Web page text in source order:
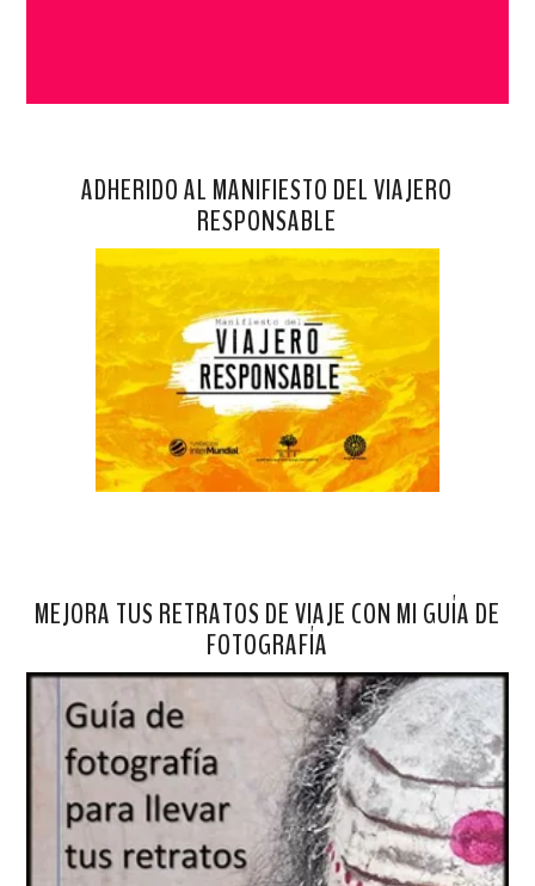
ADHERIDO AL MANIFIESTO DEL VIAJERO
RESPONSABLE
MEJORA TUS RETRATOS DE VIAJE CON MI GUÍA DE
FOTOGRAFÍA